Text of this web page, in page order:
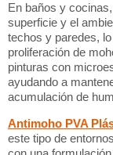
En baños y
superficie y el
techos y paredes,
proliferación de
pinturas con
ayudando a
acumulación de
Antimoho PVA
este tipo de